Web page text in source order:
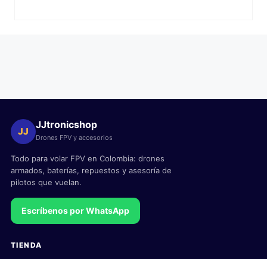
JJ
JJtronicshop
Drones FPV y accesorios
Todo para volar FPV en Colombia: drones
armados, baterías, repuestos y asesoría de
pilotos que vuelan.
Escríbenos por WhatsApp
TIENDA